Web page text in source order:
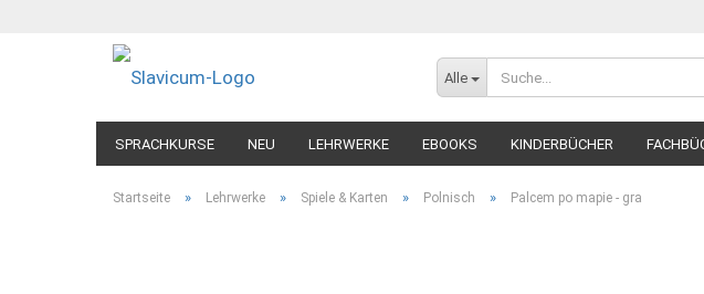
Alle
SPRACHKURSE NEU LEHRWERKE EBOOKS KINDERBÜCHER
Startseite » Lehrwerke » Spiele & Karten » Polnisch » Palcem po mapie - gra